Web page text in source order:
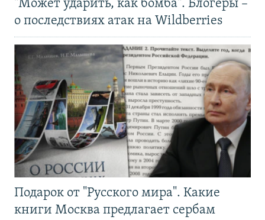
"Может ударить, как бомба". Блогеры –
о последствиях атак на Wildberries
Подарок от "Русского мира". Какие
книги Москва предлагает сербам